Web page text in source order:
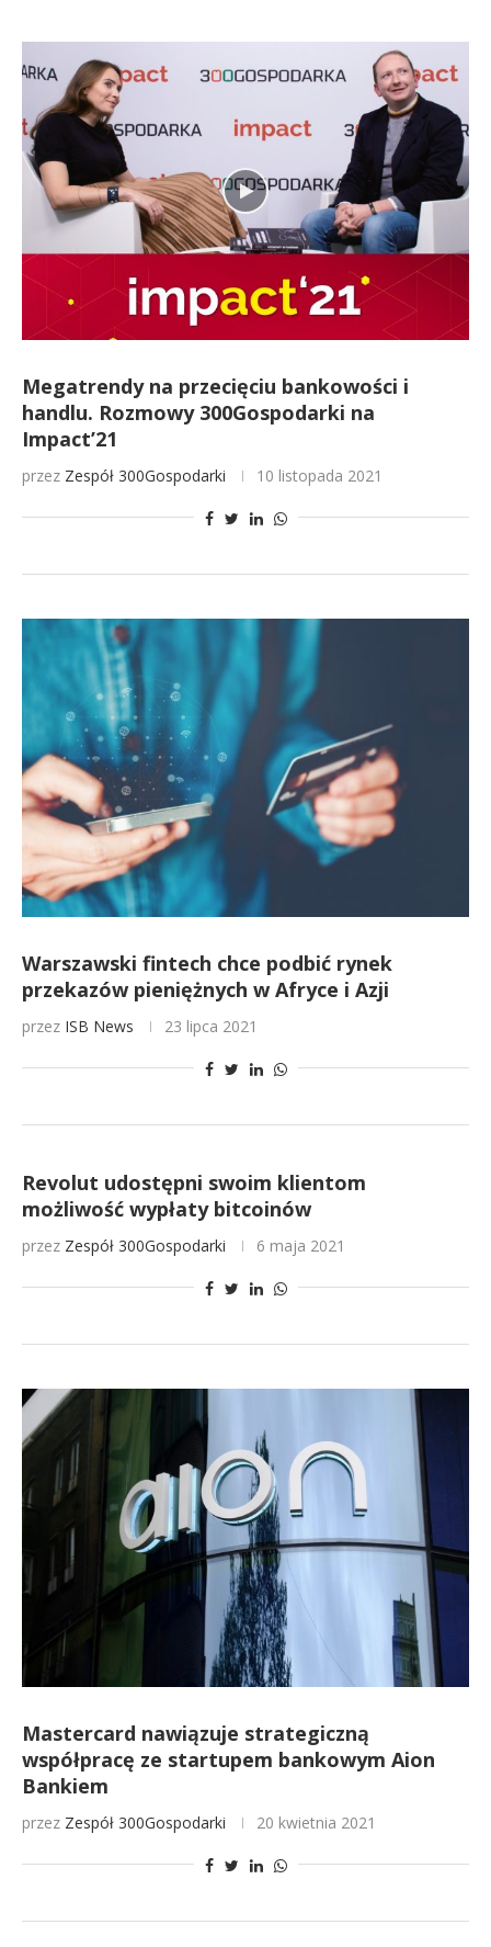
Megatrendy na przecięciu bankowości i
handlu. Rozmowy 300Gospodarki na
Impact’21
przez Zespół 300Gospodarki 10 listopada 2021
Warszawski fintech chce podbić rynek
przekazów pieniężnych w Afryce i Azji
przez ISB News 23 lipca 2021
Revolut udostępni swoim klientom
możliwość wypłaty bitcoinów
przez Zespół 300Gospodarki 6 maja 2021
Mastercard nawiązuje strategiczną
współpracę ze startupem bankowym Aion
Bankiem
przez Zespół 300Gospodarki 20 kwietnia 2021